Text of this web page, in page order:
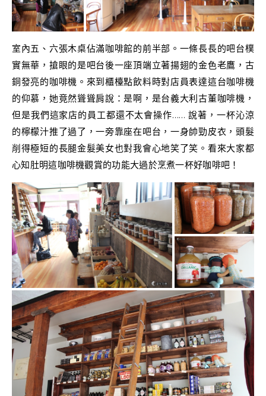
室內五、六張木桌佔滿咖啡館的前半部。一條長長的吧台樸
實無華，搶眼的是吧台後一座頂端立著揚翅的金色老鷹，古
銅發亮的咖啡機。來到櫃檯點飲料時對店員表達這台咖啡機
的仰慕，她竟然聳聳肩說：是啊，是台義大利古董咖啡機，
但是我們這家店的員工都還不太會操作…… 說著，一杯沁涼
的檸檬汁推了過了，一旁靠座在吧台，一身帥勁皮衣，頭髮
削得極短的長腿金髮美女也對我會心地笑了笑。看來大家都
心知肚明這咖啡機觀賞的功能大過於烹煮一杯好咖啡吧！